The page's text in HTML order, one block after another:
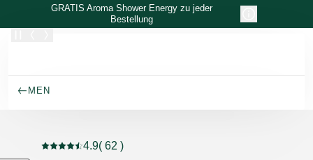
Zum Hauptinhalt wechseln
GRATIS Aroma Shower Energy zu jeder
Bestellung
MEN
Aktuelle Bewertung: 4.9 von 5 Sternen bewertet von
4.9( 62 )